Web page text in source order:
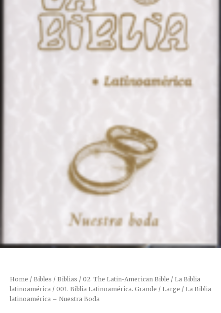
Home / Bibles / Biblias / 02. The Latin-American Bible / La Biblia
latinoamérica / 001. Biblia Latinoamérica. Grande / Large / La Biblia
latinoamérica – Nuestra Boda